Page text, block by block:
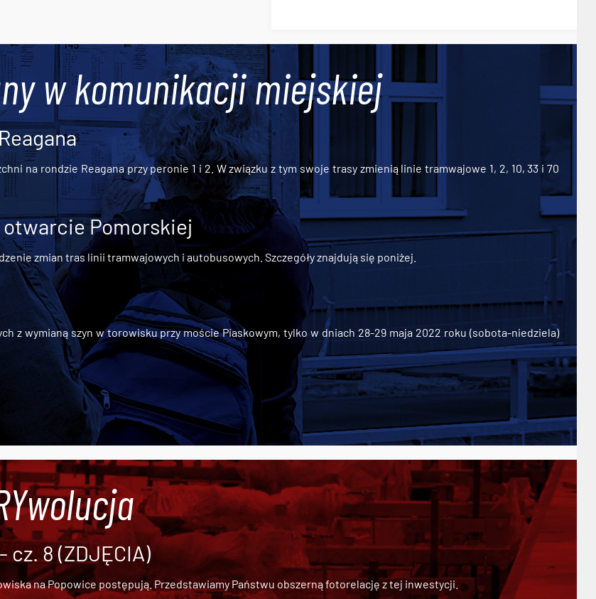
w komunikacji miejskiej
na rondzie Reagana przy peronie 1 i 2. W związku z tym swoje trasy zmienią linie tramwajowe 1, 2, 10, 33 i 70
Pomorskiej
zmian tras linii tramwajowych i autobusowych. Szczegóły znajdują się poniżej.
z wymianą szyn w torowisku przy moście Piaskowym, tylko w dniach 28-29 maja 2022 roku (sobota-niedziela)
8 (ZDJĘCIA)
na Popowice postępują. Przedstawiamy Państwu obszerną fotorelację z tej inwestycji.